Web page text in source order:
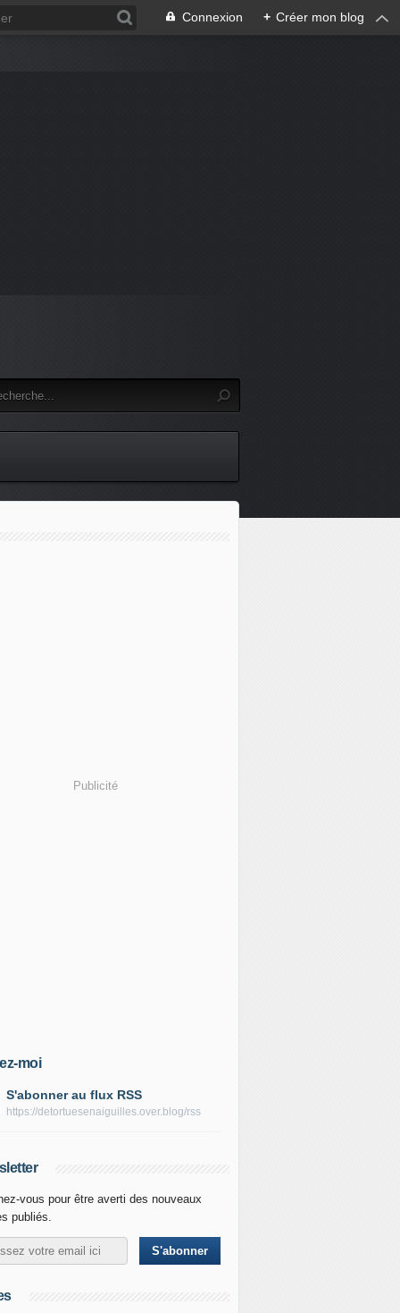
Connexion + Créer mon blog
Publicité
moi
S'abonner au flux RSS
https://detortuesenaiguilles.over.blog/rss
vous pour être averti des nouveaux
publiés.